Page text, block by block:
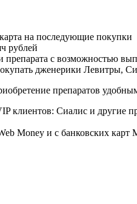
на последующие покупки
рублей
с возможностью
дженерики Левитры,
препаратов
клиентов: Сиалис и другие
Money и с банковских